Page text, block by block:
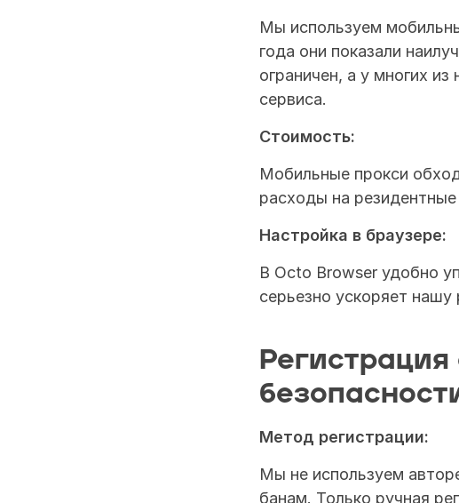
Мы используем
года они показали
ограничен, а у многих
сервиса.
Стоимость:
Мобильные прокси
расходы на
Настройка в браузере:
В Octo Browser удобно
серьезно ускоряет нашу
Метод регистрации:
Мы не используем
банам. Только ручная